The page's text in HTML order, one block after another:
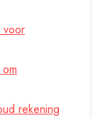
voor
rekening